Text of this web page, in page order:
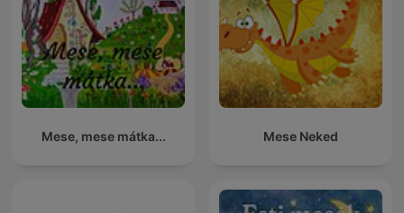
Mese, mese mátka... Mese Neked